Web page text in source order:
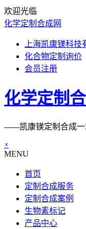
欢迎光临
化学定制合成网
上海凯康镁科技
化合物定制询价
会员注册
化学定制
------凯康镁定制合成一
×
MENU
首页
定制合成服务
定制合成案例
生物素标记
产品中心